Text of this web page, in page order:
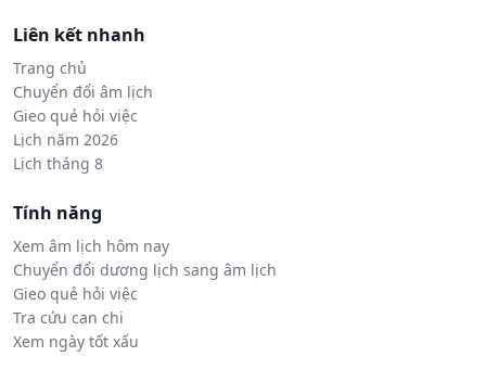
Liên kết nhanh
Trang chủ
Chuyển đổi âm lịch
Gieo quẻ hỏi việc
Lịch năm 2026
Lịch tháng 8
Tính năng
Xem âm lịch hôm nay
Chuyển đổi dương lịch sang âm lịch
Gieo quẻ hỏi việc
Tra cứu can chi
Xem ngày tốt xấu